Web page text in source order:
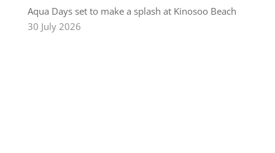
Aqua Days set to make a splash at Kinosoo Beach
30 July 2026